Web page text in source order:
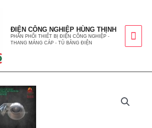
ĐIỆN CÔNG NGHIỆP HÙNG THỊNH
PHÂN PHỐI THIẾT BỊ ĐIỆN CÔNG NGHIỆP -
THANG MÁNG CÁP - TỦ BẢNG ĐIỆN